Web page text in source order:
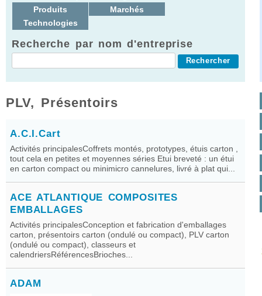
Produits
Marchés
Technologies
Recherche par nom d'entreprise
PLV, Présentoirs
A.C.I.Cart
Activités principalesCoffrets montés, prototypes, étuis carton ,
tout cela en petites et moyennes séries Etui breveté : un étui
en carton compact ou minimicro cannelures, livré à plat qui...
ACE ATLANTIQUE COMPOSITES
EMBALLAGES
Activités principalesConception et fabrication d'emballages
carton, présentoirs carton (ondulé ou compact), PLV carton
(ondulé ou compact), classeurs et
calendriersRéférencesBrioches...
ADAM